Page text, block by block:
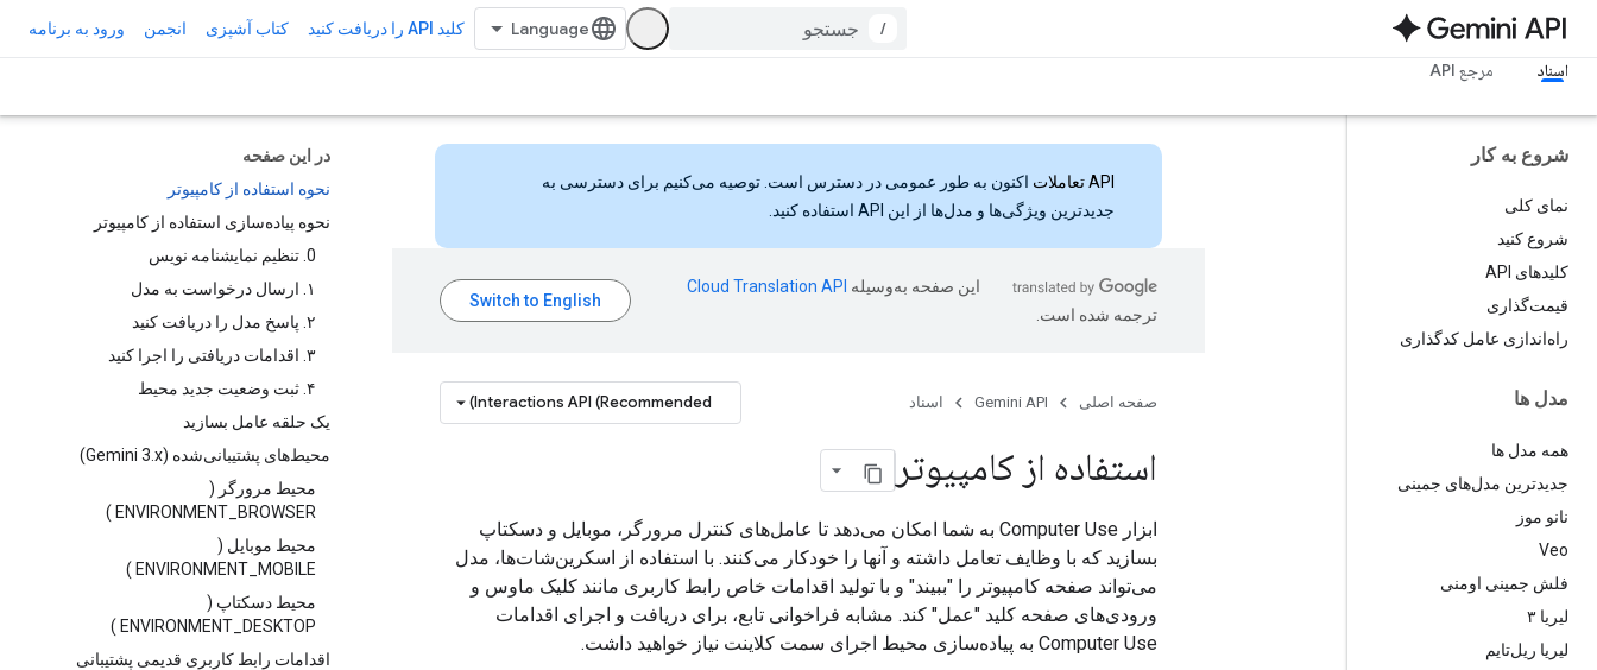
/ کلید API را دریافت کنید کتاب آشپزی انجمن ورود به برنامه
اسناد مرجع API
شروع به کار
نمای کلی
شروع کنید
کلیدهای API
قیمت‌گذاری
راه‌اندازی عامل کدگذاری
مدل ها
همه مدل ها
جدیدترین مدل‌های جمینی
نانو موز
Veo
فلش جمینی اومنی
لیریا ۳
لیریا ریل‌تایم
در این صفحه
نحوه استفاده از کامپیوتر
نحوه پیاده‌سازی استفاده از کامپیوتر
0. تنظیم نمایشنامه نویس
۱. ارسال درخواست به مدل
۲. پاسخ مدل را دریافت کنید
۳. اقدامات دریافتی را اجرا کنید
۴. ثبت وضعیت جدید محیط
یک حلقه عامل بسازید
محیط‌های پشتیبانی‌شده (Gemini 3.x)
محیط مرورگر (
ENVIRONMENT_BROWSER )
محیط موبایل (
ENVIRONMENT_MOBILE )
محیط دسکتاپ (
ENVIRONMENT_DESKTOP )
اقدامات رابط کاربری قدیمی پشتیبانی
API تعاملات
اکنون به طور عمومی در دسترس است. توصیه می‌کنیم برای دسترسی به
جدیدترین ویژگی‌ها و مدل‌ها از این API استفاده کنید.
این صفحه به‌وسیله
ترجمه شده است.
صفحه اصلی Gemini API اسناد Interactions API (Recommended)
استفاده از کامپیوتر
ابزار Computer Use به شما امکان می‌دهد تا عامل‌های کنترل مرورگر، موبایل و دسکتاپ
بسازید که با وظایف تعامل داشته و آنها را خودکار می‌کنند. با استفاده از اسکرین‌شات‌ها، مدل
می‌تواند صفحه کامپیوتر را "ببیند" و با تولید اقدامات خاص رابط کاربری مانند کلیک ماوس و
ورودی‌های صفحه کلید "عمل" کند. مشابه فراخوانی تابع، برای دریافت و اجرای اقدامات
Computer Use به پیاده‌سازی محیط اجرای سمت کلاینت نیاز خواهید داشت.